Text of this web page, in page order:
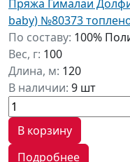
Пряжа Гималаи
baby) №80373
По составу: 100%
Вес, г: 100
Длина, м: 120
В наличии: 9 шт
В корзину
Подробнее